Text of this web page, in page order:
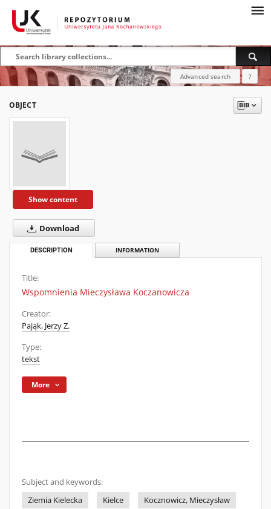
Advanced search ?
OBJECT
Show content
Download
DESCRIPTION INFORMATION
Title:
Wspomnienia Mieczysława Koczanowicza
Creator:
Pająk, Jerzy Z.
Type:
tekst
More
Subject and keywords:
Ziemia Kielecka
Kielce
Kocznowicz, Mieczysław